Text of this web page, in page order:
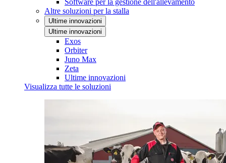
Software per la gestione dell'allevamento
Altre soluzioni per la stalla
Ultime innovazioni
Ultime innovazioni
Exos
Orbiter
Juno Max
Zeta
Ultime innovazioni
Visualizza tutte le soluzioni